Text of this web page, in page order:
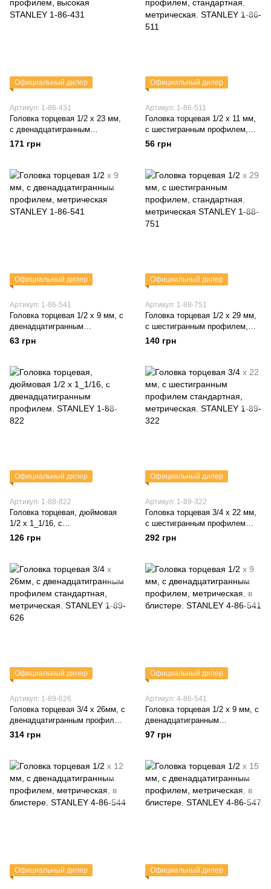
Официальный дилер
Артикул: 1-86-431
Головка торцевая 1/2 х 23 мм,
с двенадцатигранным
профилем, высокая STANLEY
1-86-431
171 грн
Официальный дилер
Артикул: 1-86-511
Головка торцевая 1/2 х 11 мм,
с шестигранным профилем,
стандартная, метрическая.
STANLEY 1-86-511
56 грн
Официальный дилер
Артикул: 1-86-541
Головка торцевая 1/2 х 9 мм, с
двенадцатигранным
профилем, метрическая
STANLEY 1-86-541
63 грн
Официальный дилер
Артикул: 1-88-751
Головка торцевая 1/2 х 29 мм,
с шестигранным профилем,
стандартная, метрическая
STANLEY 1-88-751
140 грн
Официальный дилер
Артикул: 1-88-822
Головка торцевая, дюймовая
1/2 х 1_1/16, с
двенадцатигранным
профилем. STANLEY 1-88-822
126 грн
Официальный дилер
Артикул: 1-89-322
Головка торцевая 3/4 х 22 мм,
с шестигранным профилем
стандартная, метрическая.
STANLEY 1-89-322
292 грн
Официальный дилер
Артикул: 1-89-626
Головка торцевая 3/4 х 26мм, с
двенадцатигранным профилем
стандартная, метрическая.
STANLEY 1-89-626
314 грн
Официальный дилер
Артикул: 4-86-541
Головка торцевая 1/2 х 9 мм, с
двенадцатигранным
профилем, метрическая, в
блистере. STANLEY 4-86-541
97 грн
Официальный дилер Официальный дилер